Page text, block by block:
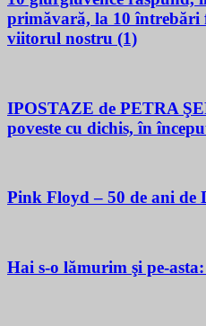
primăvară, la 10 întrebări
viitorul nostru (1)
IPOSTAZE de PETRA
poveste cu dichis, în
Pink Floyd – 50 de ani de
Hai s-o lămurim şi pe-asta: